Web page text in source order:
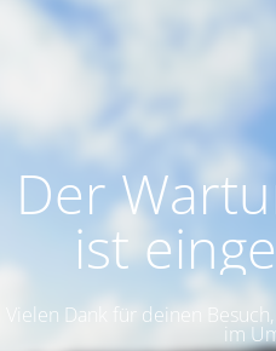
Der
ist
Vielen Dank für deinen
im